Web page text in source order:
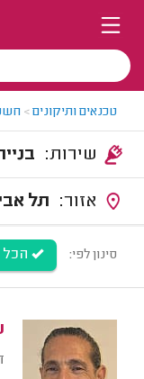
טכנאים ותיקונים>
תל
סינון לפי: הכל